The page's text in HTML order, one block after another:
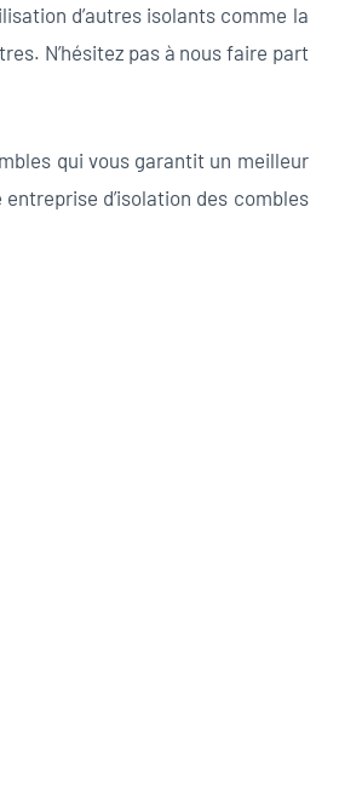
d’autres isolants comme la
N’hésitez pas à nous faire part
qui vous garantit un meilleur
d’isolation des combles